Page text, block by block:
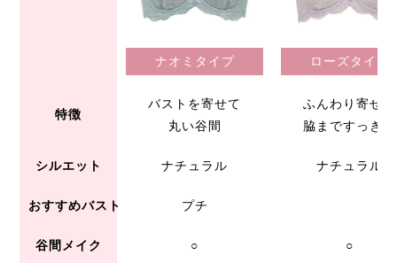
ナオミタイプ ローズタイプ
特徴
バストを寄せて
丸い谷間
ふんわり寄せて
脇まですっきり
シルエット ナチュラル ナチュラル
おすすめバスト プチ
谷間メイク ○ ○